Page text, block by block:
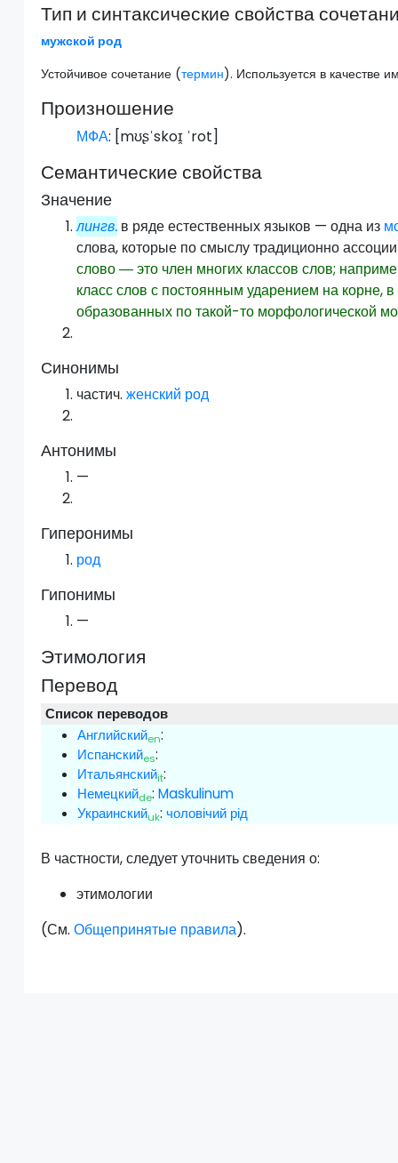
Тип и синтаксические свойства
мужской род
Устойчивое сочетание (термин). Используется в качестве
Произношение
МФА: [mʊʂˈskoɪ̯ ˈrot]
Семантические свойства
Значение
лингв. в ряде естественных языков — одна из
слова, которые по смыслу традиционно
слово ― это член многих классов слов;
класс слов с постоянным ударением на корне,
образованных по такой-то морфологической
Синонимы
частич.женский род
Антонимы
—
Гиперонимы
род
Гипонимы
—
Этимология
Перевод
Список переводов
Английскийen:
Испанскийes:
Итальянскийit:
Немецкийde:Maskulinum
Украинскийuk:чоловічий рід
В частности, следует уточнить сведения о:
этимологии
(См.Общепринятые правила).